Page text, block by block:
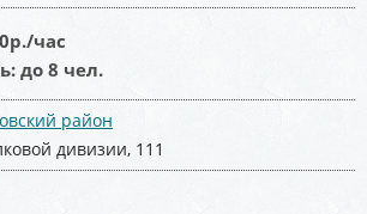
р./час
до 8 чел.
район
дивизии, 111